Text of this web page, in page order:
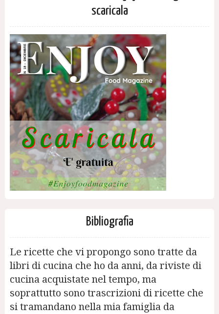
scaricala
Bibliografia
Le ricette che vi propongo sono tratte da
libri di cucina che ho da anni, da riviste di
cucina acquistate nel tempo, ma
soprattutto sono trascrizioni di ricette che
si tramandano nella mia famiglia da